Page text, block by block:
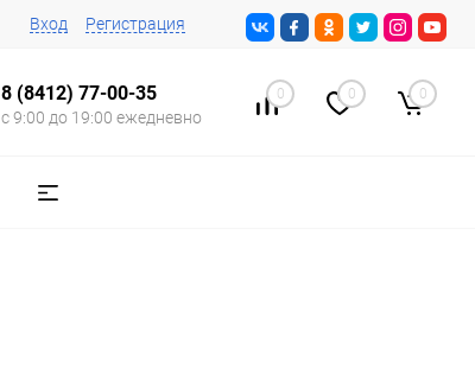
Вход Регистрация
8 (8412) 77-00-35
с 9:00 до 19:00 ежедневно
0 0 0